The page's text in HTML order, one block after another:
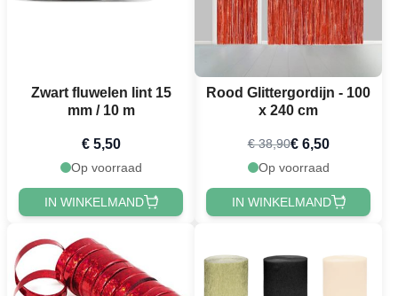
Zwart fluwelen lint 15
mm / 10 m
€ 5,50
Op voorraad
IN WINKELMAND
Rood Glittergordijn - 100
x 240 cm
€ 38,90€ 6,50
Op voorraad
IN WINKELMAND